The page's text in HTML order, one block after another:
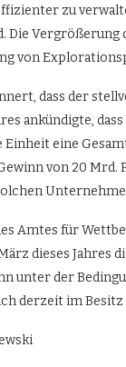
zu
Die Vergrößerung
von
dass der
ankündigte,
Einheit eine
von 20 Mrd.
Amtes für
dieses Jahres
unter der
derzeit im